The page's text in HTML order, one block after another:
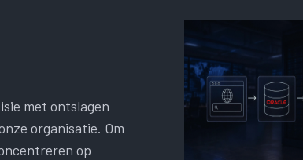
met ontslagen
organisatie. Om
op